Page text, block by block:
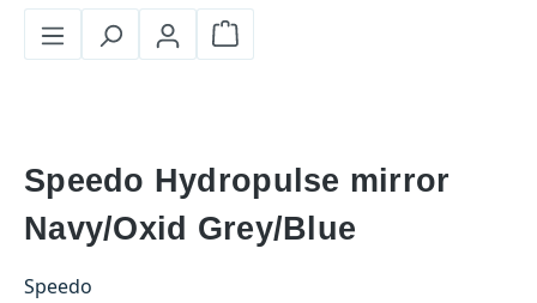
Warenkorb enthält 0
Speedo Hydropulse mirror
Navy/Oxid Grey/Blue
Speedo